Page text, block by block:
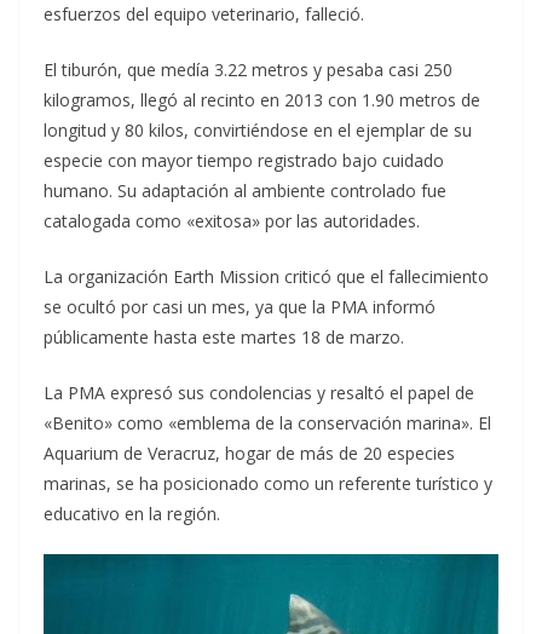
esfuerzos del equipo veterinario, falleció.
El tiburón, que medía 3.22 metros y pesaba casi 250
kilogramos, llegó al recinto en 2013 con 1.90 metros de
longitud y 80 kilos, convirtiéndose en el ejemplar de su
especie con mayor tiempo registrado bajo cuidado
humano. Su adaptación al ambiente controlado fue
catalogada como «exitosa» por las autoridades.
La organización Earth Mission criticó que el fallecimiento
se ocultó por casi un mes, ya que la PMA informó
públicamente hasta este martes 18 de marzo.
La PMA expresó sus condolencias y resaltó el papel de
«Benito» como «emblema de la conservación marina». El
Aquarium de Veracruz, hogar de más de 20 especies
marinas, se ha posicionado como un referente turístico y
educativo en la región.